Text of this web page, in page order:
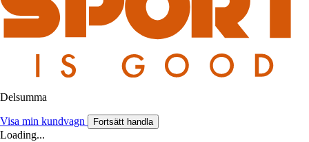
Delsumma
Visa min kundvagn Fortsätt handla
Loading...